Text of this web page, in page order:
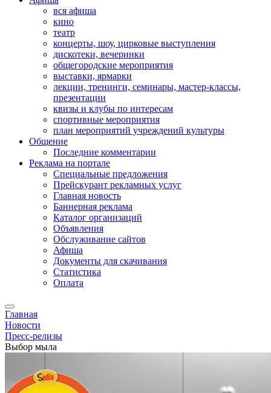
вся афиша
кино
театр
концерты, шоу, цирковые выступления
дискотеки, вечеринки
общегородские мероприятия
выставки, ярмарки
лекции, тренинги, семинары, мастер-классы,
презентации
квизы и клубы по интересам
спортивные мероприятия
план мероприятий учреждений культуры
Общение
Последние комментарии
Реклама на портале
Специальные предложения
Прейскурант рекламных услуг
Главная новость
Баннерная реклама
Каталог организаций
Объявления
Обслуживание сайтов
Афиша
Документы для скачивания
Статистика
Оплата
Главная
Новости
Пресс-релизы
Выбор мыла